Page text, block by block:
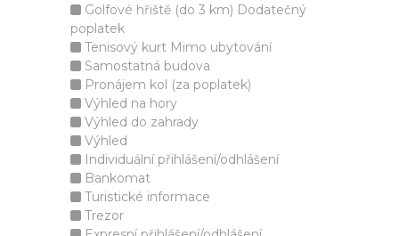
Golfové hřiště (do 3 km) Dodatečný
poplatek
Tenisový kurt Mimo ubytování
Samostatná budova
Pronájem kol (za poplatek)
Výhled na hory
Výhled do zahrady
Výhled
Individuální přihlášení/odhlášení
Bankomat
Turistické informace
Trezor